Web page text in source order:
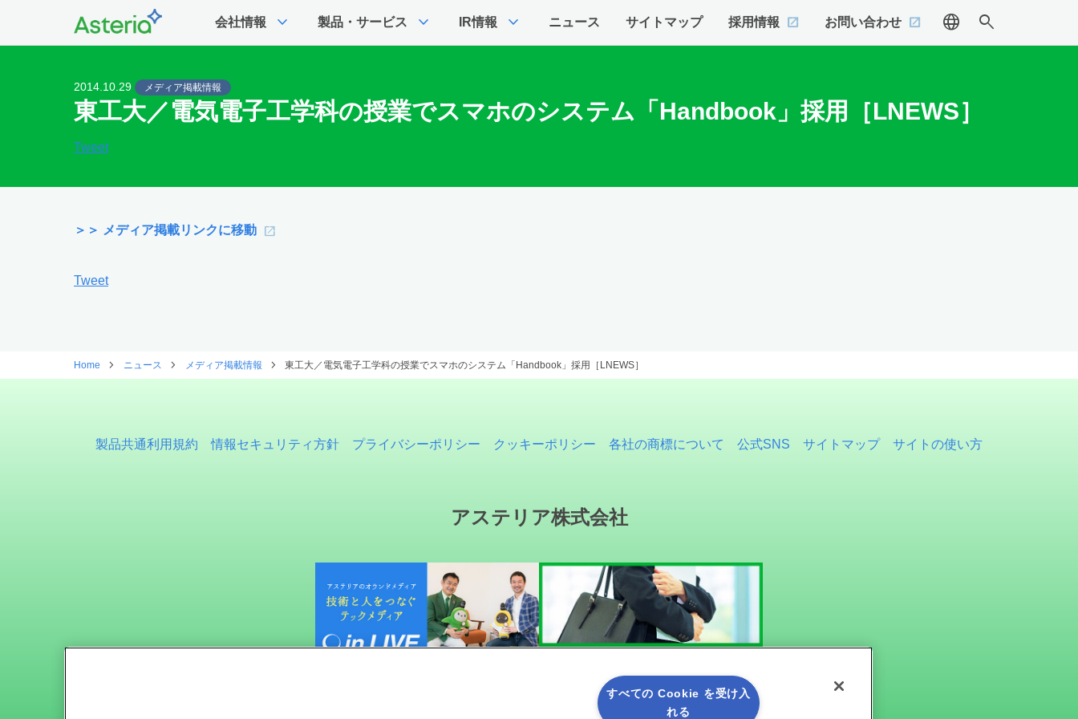
会社情報 expand_more 製品・サービス expand_more IR情報 expand_more ニュース サイトマップ 採用情報 お問い合わせ language search
2014.10.29 メディア掲載情報
東工大／電気電子工学科の授業でスマホのシステム「Handbook」採用［LNEWS］
Tweet
＞＞ メディア掲載リンクに移動
Tweet
Home ニュース メディア掲載情報 東工大／電気電子工学科の授業でスマホのシステム「Handbook」採用［LNEWS］
製品共通利用規約 情報セキュリティ方針 プライバシーポリシー クッキーポリシー 各社の商標について 公式SNS サイトマップ サイトの使い方
アステリア株式会社
すべての Cookie を受け入
れる